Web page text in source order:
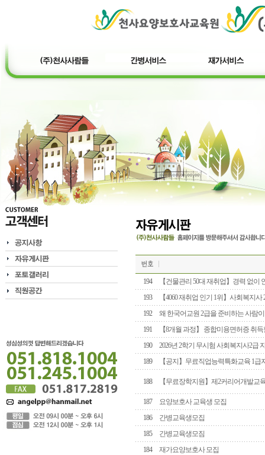
194
【건물관리 50대 재취업】경력 없이
193
【4060 재취업 인기 1위】사회복지
192
왜 한국어교원 2급을 준비하는 사람
191
【8개월 과정】 종합미용면허증 취
190
2026년 2학기 무시험 사회복지사2급
189
【공지】무료직업능력특화교육 1급
188 【무료장학지원】제2커리어개발교
187
요양보호사 교육생 모집
186
간병교육생모집
185
간병교육생모짐
184
재가요양보호사 모집